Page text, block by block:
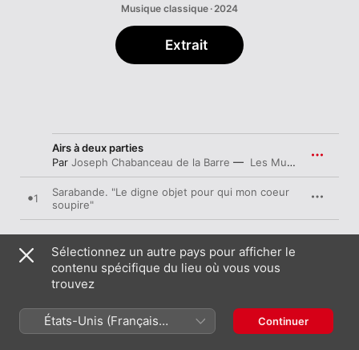
Musique classique · 2024
Extrait
Airs à deux parties
Par Joseph Chabanceau de la Barre Les Musiciens de Saint-Julien
1
Sarabande. "Le digne objet pour qui mon coeur
soupire"
Le doux silence de nos bois
Par
Honoré d'Ambruys
Le doux silence de nos bois
Sélectionnez un autre pays pour afficher le
contenu spécifique du lieu où vous vous
trouvez
États-Unis (Français
France)
Continuer